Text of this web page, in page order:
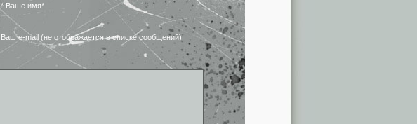
* Ваше имя*
Ваш e-mail (не отображается в списке сообщений)